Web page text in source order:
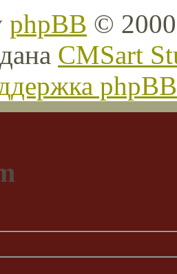
phpBB ©
CMSart
phpBB